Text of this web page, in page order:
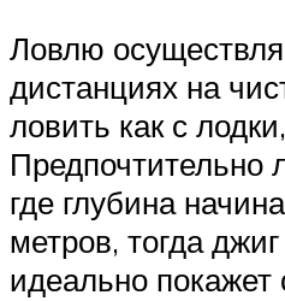
Ловлю
дистанциях на
ловить как с
Предпочтительно
где глубина
метров, тогда
идеально покажет